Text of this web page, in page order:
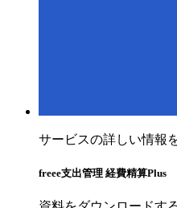
サービスの詳しい情報
freee支出管理 経費精算Plus